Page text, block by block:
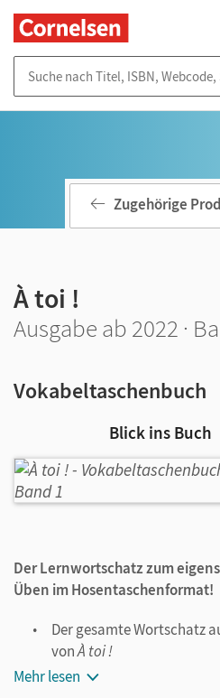
Blick ins Buch
Zugehörige
À toi !
Ausgabe ab 2022 ·
Vokabeltaschenbuch
Der Lernwortschatz zum
Üben im Hosentaschenformat!
Der gesamte Wortschatz
vonÀ toi !
Mit Wortschatz für das
Mehr lesen